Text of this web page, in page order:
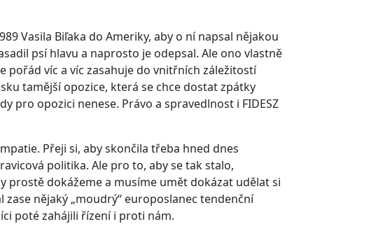
Vasila Biľaka do Ameriky, aby o ní napsal nějakou
psí hlavu a naprosto je odepsal. Ale ono vlastně
pořád víc a víc zasahuje do vnitřních záležitostí
tamější opozice, která se chce dostat zpátky
pro opozici nenese. Právo a spravedlnost i FIDESZ
Přeji si, aby skončila třeba hned dnes
politika. Ale pro to, aby se tak stalo,
prostě dokážeme a musíme umět dokázat udělat si
nějaký „moudrý“ europoslanec tendenční
poté zahájili řízení i proti nám.